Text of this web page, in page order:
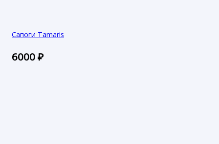
Сапоги Tamaris
6000₽